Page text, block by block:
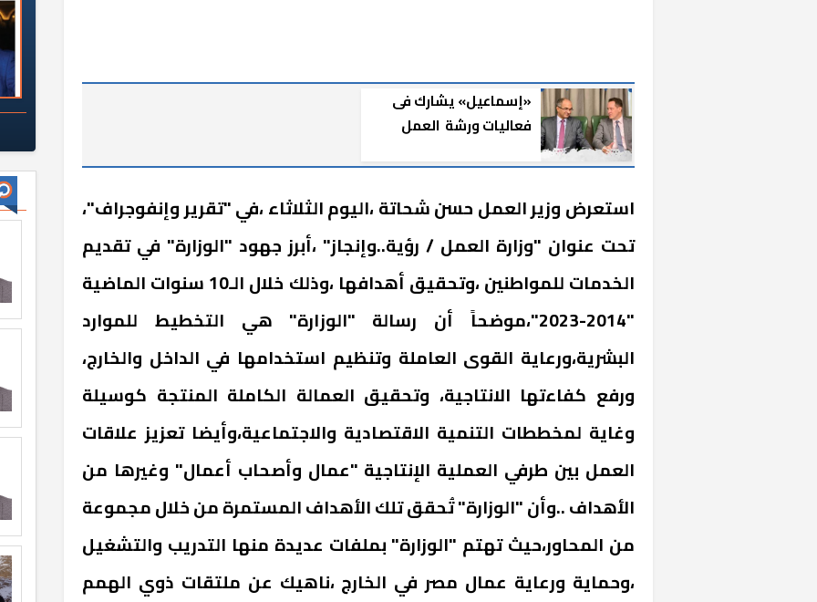
«إسماعيل» يشارك فى
فعاليات ورشة العمل
بين الإسكان والوكالة
الأمريكية للتنمية
استعرض وزير العمل حسن شحاتة ،اليوم الثلاثاء ،في "تقرير وإنفوجراف"،
تحت عنوان "وزارة العمل / رؤية..وإنجاز" ،أبرز جهود "الوزارة" في تقديم
الخدمات للمواطنين ،وتحقيق أهدافها ،وذلك خلال الـ10 سنوات الماضية
"2014-2023"،موضحاً أن رسالة "الوزارة" هي التخطيط للموارد
البشرية،ورعاية القوى العاملة وتنظيم استخدامها في الداخل والخارج،
ورفع كفاءتها الانتاجية، وتحقيق العمالة الكاملة المنتجة كوسيلة
وغاية لمخططات التنمية الاقتصادية والاجتماعية،وأيضا تعزيز علاقات
العمل بين طرفي العملية الإنتاجية "عمال وأصحاب أعمال" وغيرها من
الأهداف ..وأن "الوزارة" تُحقق تلك الأهداف المستمرة من خلال مجموعة
من المحاور،حيث تهتم "الوزارة" بملفات عديدة منها التدريب والتشغيل
،وحماية ورعاية عمال مصر في الخارج ،ناهيك عن ملتقات ذوي الهمم